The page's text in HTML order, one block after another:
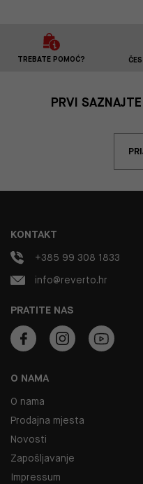
TREBATE POMOĆ?
PRVI
O NAMA
O nama
Prodajna mjesta
Novosti
Zapošljavanje
Impressum
PRATITE NAS
KONTAKT
+385 99 308 1833
info@reverto.hr